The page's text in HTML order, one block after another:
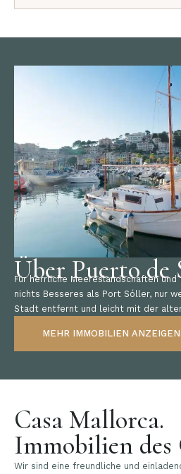
Über Puerto de
Für herrliche Meereslandschaften
nichts Besseres als Port Sóller, nur
Stadt entfernt und leicht mit der
MEHR IMMOBILIEN ANZEIGEN
Casa Mallorca.
Immobilien des
Wir sind eine freundliche und